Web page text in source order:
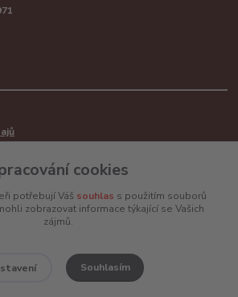
ADR
cookies
potřebují Váš souhlas s použitím souborů
zobrazovat informace týkající se Vašich
zájmů.
Souhlasím